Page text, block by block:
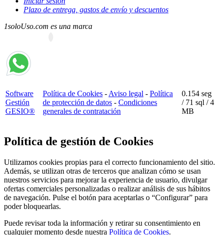
Plazo de entrega, gastos de envío y descuentos
1soloUso.com es una marca
Software
Gestión
GESIO®
Política de Cookies - Aviso legal - Política
de protección de datos - Condiciones
generales de contratación
0.154 seg
/ 71 sql / 4
MB
Política de gestión de Cookies
Utilizamos cookies propias para el correcto funcionamiento del sitio.
Además, se utilizan otras de terceros que analizan cómo se usan
nuestros servicios para mejorar la experiencia de usuario, divulgar
ofertas comerciales personalizadas o realizar análisis de sus hábitos
de navegación. Pulse el botón para aceptarlas o “Configurar” para
poder bloquearlas.
Puede revisar toda la información y retirar su consentimiento en
cualquier momento desde nuestra Política de Cookies.